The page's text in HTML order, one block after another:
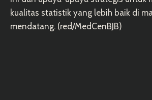
kualitas statistik yang lebih baik di
mendatang. (red/MedCenBJB)